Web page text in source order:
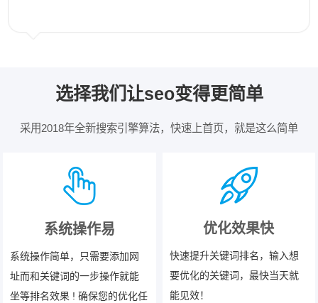
选择我们让seo变得更简单
采用2018年全新搜索引擎算法，快速上首页，就是这么简单
系统操作易
系统操作简单，只需要添加网
址而和关键词的一步操作就能
坐等排名效果 ! 确保您的优化任
优化效果快
快速提升关键词排名，输入想
要优化的关键词，最快当天就
能见效！